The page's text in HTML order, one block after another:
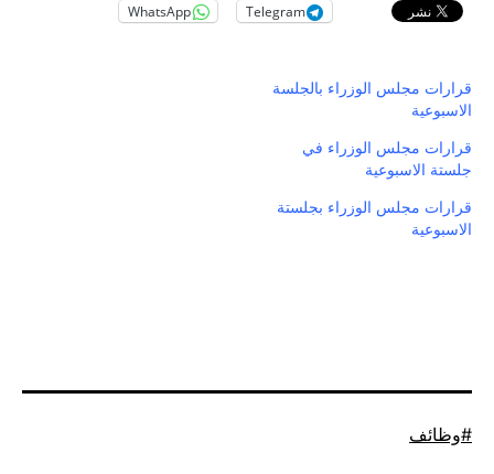
Telegram
WhatsApp
قرارات مجلس الوزراء بالجلسة
الاسبوعية
قرارات مجلس الوزراء في
جلستة الاسبوعية
قرارات مجلس الوزراء بجلستة
الاسبوعية
موسوم
وظائف